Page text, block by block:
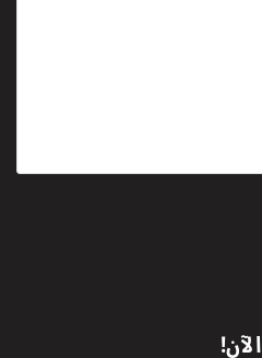
الآن!